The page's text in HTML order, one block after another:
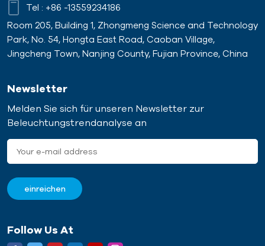
Tel : +86 -13559234186
Room 205, Building 1, Zhongmeng Science and Technology
Park, No. 54, Hongta East Road, Caoban Village,
Jingcheng Town, Nanjing County, Fujian Province, China
Newsletter
Melden Sie sich für unseren Newsletter zur
Beleuchtungstrendanalyse an
Follow Us At